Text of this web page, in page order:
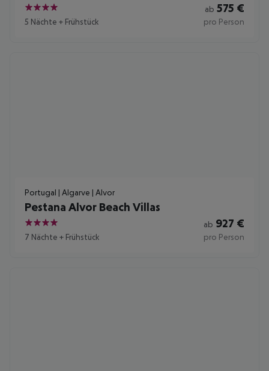
4
5 Nächte + Frühstück
ab 575 €
pro Person
Portugal | Algarve | Alvor
Pestana Alvor Beach Villas
4
7 Nächte + Frühstück
ab 927 €
pro Person